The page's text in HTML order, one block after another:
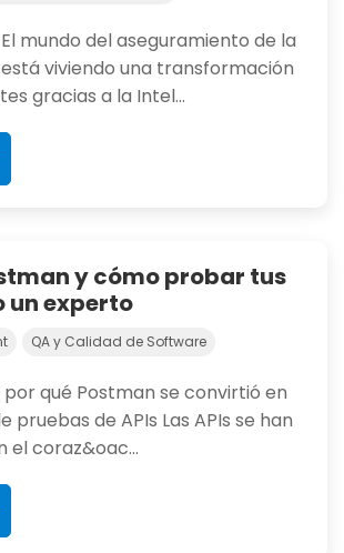
mundo del aseguramiento de la
viviendo una transformación
gracias a la Intel...
y cómo probar tus
un experto
QA y Calidad de Software
qué Postman se convirtió en
pruebas de APIs Las APIs se han
el coraz&oac...